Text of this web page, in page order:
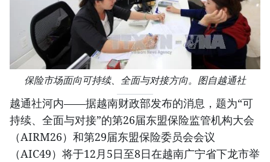
保险市场面向可持续、全面与对接方向。图自越通社
越通社河内——据越南财政部发布的消息，题为“可
持续、全面与对接”的第26届东盟保险监管机构大会
（AIRM26）和第29届东盟保险委员会会议
（AIC49）将于12月5日至8日在越南广宁省下龙市举